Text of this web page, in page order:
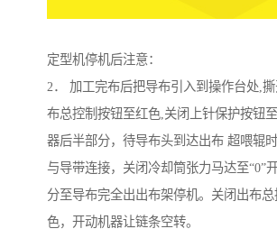
定型机停机后注意：
2． 加工完布后把导布引入到操作台处,
布总控制按钮至红色,关闭上针保护按钮
器后半部分，待导布头到达出布 超喂辊
与导带连接，关闭冷却筒张力马达至“0”
分至导布完全出出布架停机。关闭出布
色，开动机器让链条空转。